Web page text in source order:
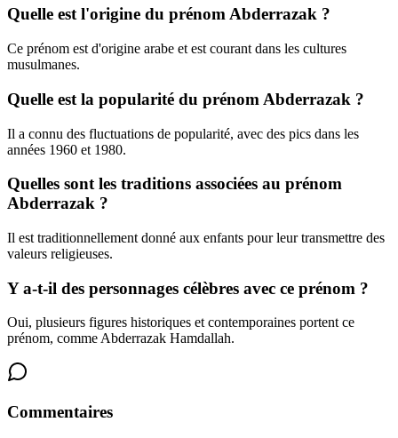
Quelle est l'origine du prénom Abderrazak ?
Ce prénom est d'origine arabe et est courant dans les cultures
musulmanes.
Quelle est la popularité du prénom Abderrazak ?
Il a connu des fluctuations de popularité, avec des pics dans les
années 1960 et 1980.
Quelles sont les traditions associées au prénom
Abderrazak ?
Il est traditionnellement donné aux enfants pour leur transmettre des
valeurs religieuses.
Y a-t-il des personnages célèbres avec ce prénom ?
Oui, plusieurs figures historiques et contemporaines portent ce
prénom, comme Abderrazak Hamdallah.
Commentaires